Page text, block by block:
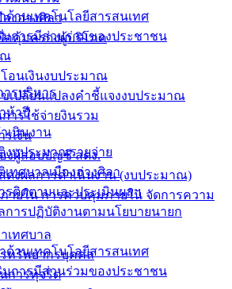
านเทคโนโลยีสารสนเทศ
มการมีส่วนร่วมของประชาชน
ณ
อนเงินงบประมาณ
เปลี่ยนแปลงคำชี้แจงงบประมาณ
ารใช้จ่ายงินรวม
รเงิน
งผู้สอบบัญชี สตง.
ดงผลการดำเนินงาน (งบประมาณ)
ายใน การควบคุมภายใน จัดการความ
เทศบาล
ทรัพยากรบุคคล
การทุจริต
องอ่างศิลา
อคุ้มครองผู้บริโภค
รบริหาร
ห้าปี
เนินงาน
บประมาณรายจ่าย
ทศบาลเมืองอ่างศิลา
รติดตามและประเมินผลฯ
การปฏิบัติงานตามนโยบายนายก
านเทคโนโลยีสารสนเทศ
มการมีส่วนร่วมของประชาชน